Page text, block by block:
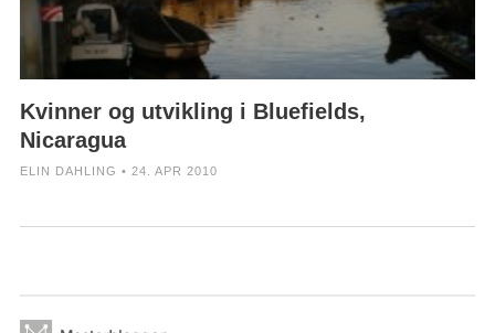
Kvinner og utvikling i Bluefields,
Nicaragua
ELIN DAHLING • 24. APR 2010